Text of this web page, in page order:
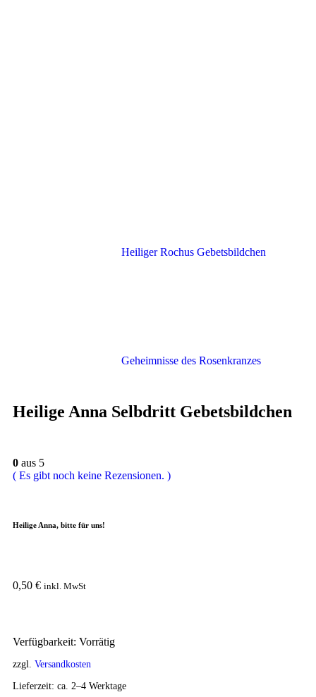
Heiliger Rochus Gebetsbildchen
Geheimnisse des Rosenkranzes
Heilige Anna Selbdritt Gebetsbildchen
0 aus 5
( Es gibt noch keine Rezensionen. )
Heilige Anna, bitte für uns!
0,50 € inkl. MwSt
Verfügbarkeit: Vorrätig
zzgl. Versandkosten
Lieferzeit: ca. 2–4 Werktage